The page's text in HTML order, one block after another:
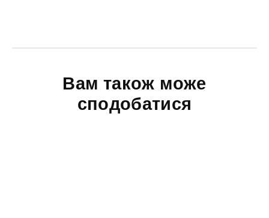
Вам також може
сподобатися